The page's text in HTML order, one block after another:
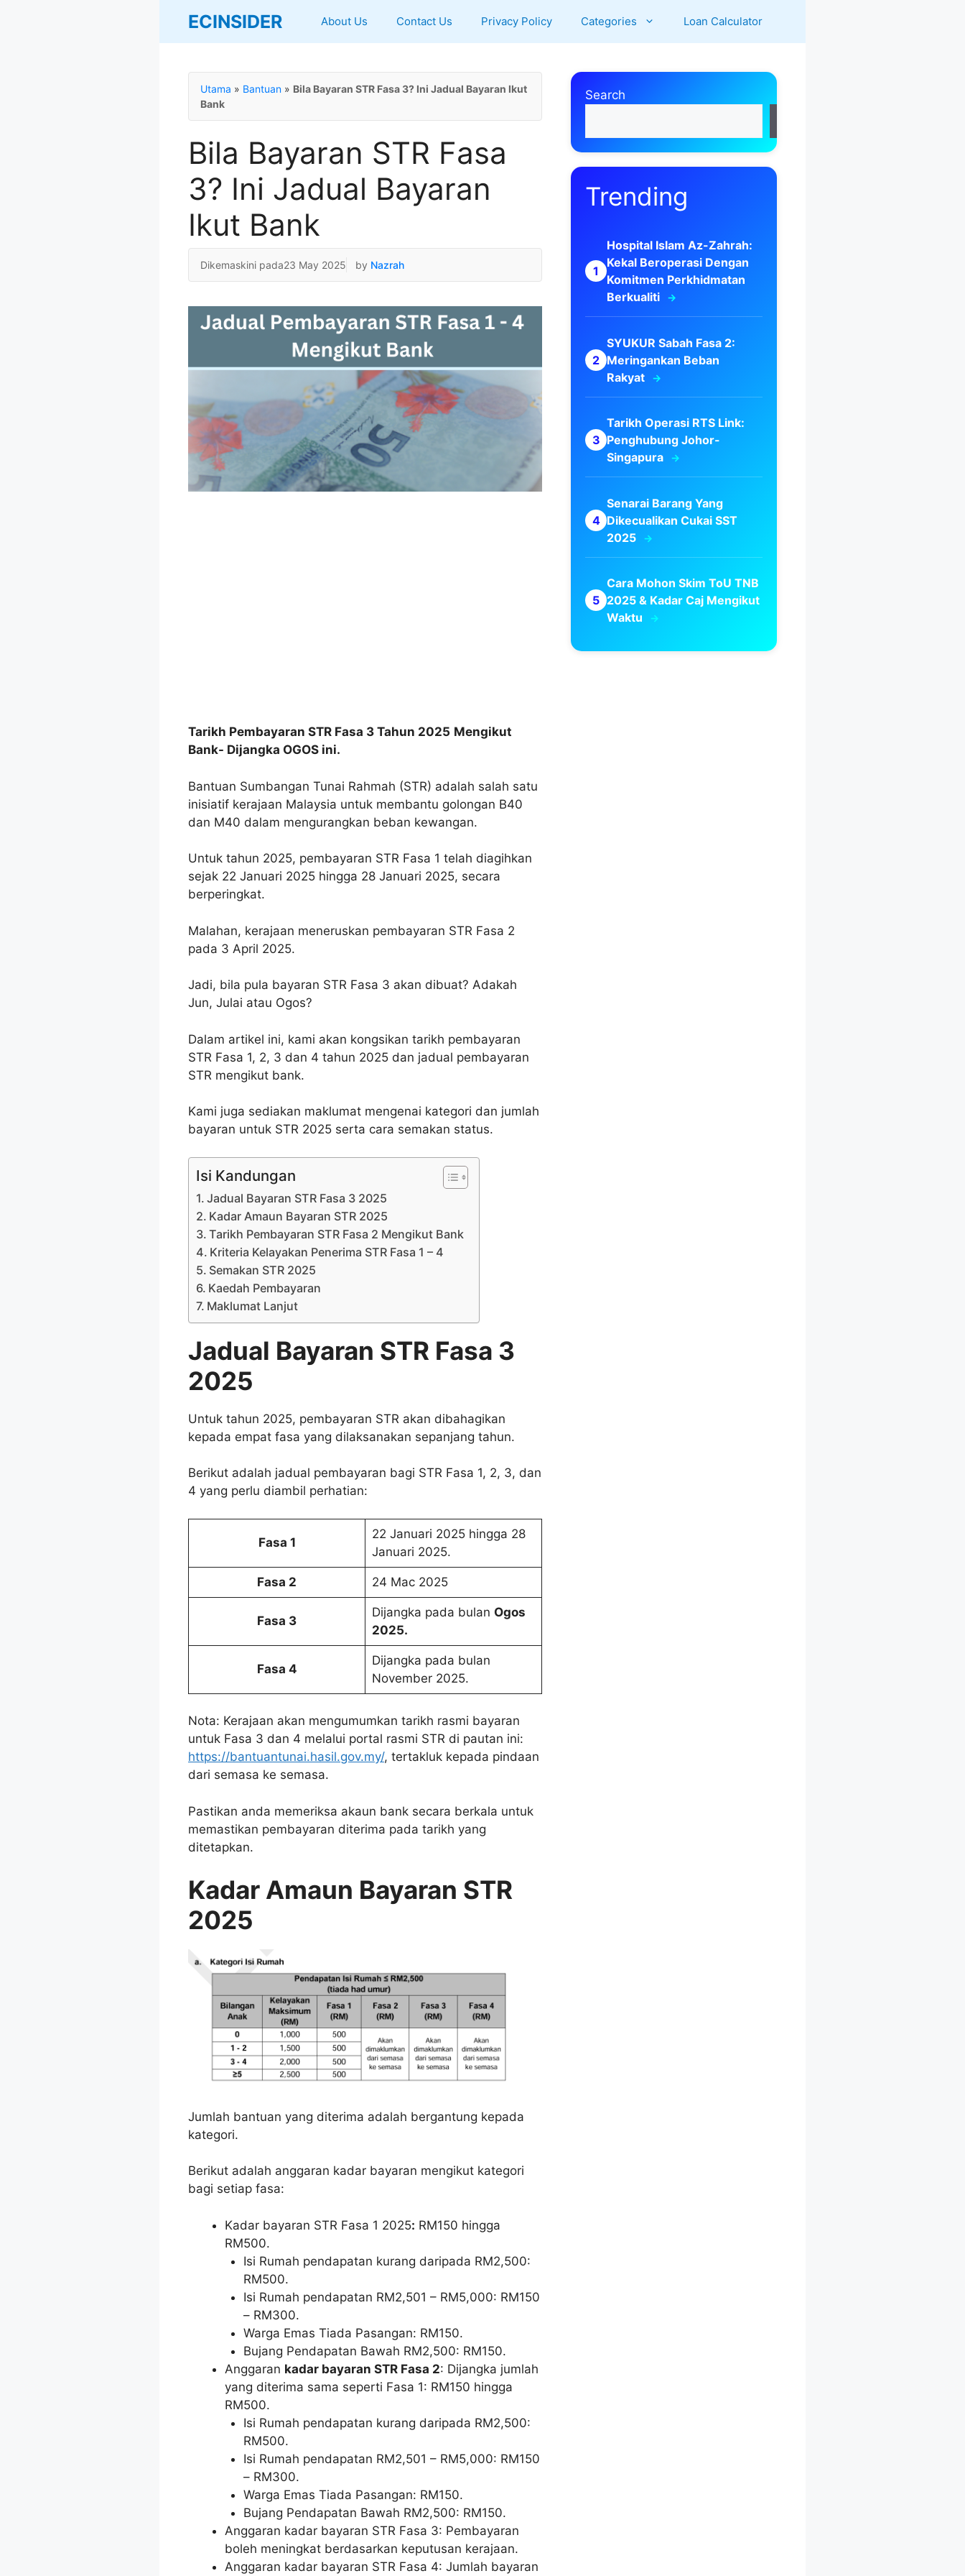
ECINSIDER About Us Contact Us Privacy Policy Categories Loan Calculator
Utama » Bantuan » Bila Bayaran STR Fasa 3? Ini Jadual Bayaran Ikut
Bank
Bila Bayaran STR Fasa
3? Ini Jadual Bayaran
Ikut Bank
23 May 2025 by Nazrah
Tarikh Pembayaran STR Fasa 3 Tahun 2025 Mengikut
Bank- Dijangka OGOS ini.
Bantuan Sumbangan Tunai Rahmah (STR) adalah salah satu
inisiatif kerajaan Malaysia untuk membantu golongan B40
dan M40 dalam mengurangkan beban kewangan.
Untuk tahun 2025, pembayaran STR Fasa 1 telah diagihkan
sejak 22 Januari 2025 hingga 28 Januari 2025, secara
berperingkat.
Malahan, kerajaan meneruskan pembayaran STR Fasa 2
pada 3 April 2025.
Jadi, bila pula bayaran STR Fasa 3 akan dibuat? Adakah
Jun, Julai atau Ogos?
Dalam artikel ini, kami akan kongsikan tarikh pembayaran
STR Fasa 1, 2, 3 dan 4 tahun 2025 dan jadual pembayaran
STR mengikut bank.
Kami juga sediakan maklumat mengenai kategori dan jumlah
bayaran untuk STR 2025 serta cara semakan status.
Isi Kandungan
Jadual Bayaran STR Fasa 3 2025
Kadar Amaun Bayaran STR 2025
Tarikh Pembayaran STR Fasa 2 Mengikut Bank
Kriteria Kelayakan Penerima STR Fasa 1 – 4
Semakan STR 2025
Kaedah Pembayaran
Maklumat Lanjut
Jadual Bayaran STR Fasa 3
2025
Untuk tahun 2025, pembayaran STR akan dibahagikan
kepada empat fasa yang dilaksanakan sepanjang tahun.
Berikut adalah jadual pembayaran bagi STR Fasa 1, 2, 3, dan
4 yang perlu diambil perhatian:
Fasa 1
22 Januari 2025 hingga 28
Januari 2025.
Fasa 2 24 Mac 2025
Fasa 3
Dijangka pada bulan Ogos
2025.
Fasa 4
Dijangka pada bulan
November 2025.
Nota: Kerajaan akan mengumumkan tarikh rasmi bayaran
untuk Fasa 3 dan 4 melalui portal rasmi STR di pautan ini:
https://bantuantunai.hasil.gov.my/, tertakluk kepada pindaan
dari semasa ke semasa.
Pastikan anda memeriksa akaun bank secara berkala untuk
memastikan pembayaran diterima pada tarikh yang
ditetapkan.
Kadar Amaun Bayaran STR
2025
Jumlah bantuan yang diterima adalah bergantung kepada
kategori.
Berikut adalah anggaran kadar bayaran mengikut kategori
bagi setiap fasa:
Kadar bayaran STR Fasa 1 2025: RM150 hingga
RM500.
Isi Rumah pendapatan kurang daripada RM2,500:
RM500.
Isi Rumah pendapatan RM2,501 – RM5,000: RM150
– RM300.
Warga Emas Tiada Pasangan: RM150.
Bujang Pendapatan Bawah RM2,500: RM150.
Anggaran kadar bayaran STR Fasa 2: Dijangka jumlah
yang diterima sama seperti Fasa 1: RM150 hingga
RM500.
Isi Rumah pendapatan kurang daripada RM2,500:
RM500.
Isi Rumah pendapatan RM2,501 – RM5,000: RM150
– RM300.
Warga Emas Tiada Pasangan: RM150.
Bujang Pendapatan Bawah RM2,500: RM150.
Anggaran kadar bayaran STR Fasa 3: Pembayaran
boleh meningkat berdasarkan keputusan kerajaan.
Anggaran kadar bayaran STR Fasa 4: Jumlah bayaran
Search
Trending
Hospital Islam Az-Zahrah:
Kekal Beroperasi Dengan
Komitmen Perkhidmatan
Berkualiti
SYUKUR Sabah Fasa 2:
Meringankan Beban
Rakyat
Tarikh Operasi RTS Link:
Penghubung Johor-
Singapura
Senarai Barang Yang
Dikecualikan Cukai SST
2025
Cara Mohon Skim ToU TNB
2025 & Kadar Caj Mengikut
Waktu